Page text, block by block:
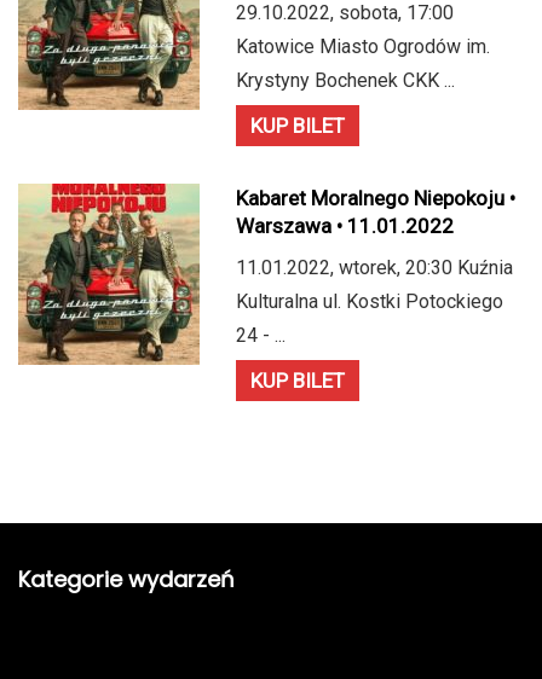
29.10.2022, sobota, 17:00
Katowice Miasto Ogrodów im.
Krystyny Bochenek CKK ...
KUP BILET
Kabaret Moralnego Niepokoju •
Warszawa • 11.01.2022
11.01.2022, wtorek, 20:30 Kuźnia
Kulturalna ul. Kostki Potockiego
24 - ...
KUP BILET
Kategorie wydarzeń